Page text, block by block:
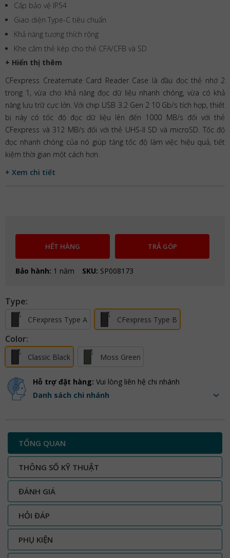
Cấp bảo vệ IP54
Giao diện Type-C tiêu chuẩn
Khả năng tương thích rộng
Khe cắm thẻ kép cho thẻ CFA/CFB và SD
+ Hiển thị thêm
CFexpress Createmate Card Reader Case là đầu đọc thẻ nhớ 2
trong 1, vừa cho khả năng đọc dữ liệu nhanh chóng, vừa có khả
năng lưu trữ cực lớn. Với chip USB 3.2 Gen 2 10 Gb/s tích hợp, thiết
bị này có tốc độ đọc dữ liệu lên đến 1000 MB/s đối với thẻ
CFexpress và 312 MB/s đối với thẻ UHS-II SD và microSD. Tốc độ
đọc nhanh chóng của nó giúp tăng tốc độ làm việc hiệu quả, tiết
kiệm thời gian một cách hơn.
+ Xem chi tiết
HẾT HÀNG TRẢ GÓP
Bảo hành: 1 năm SKU: SP008173
Type:
CFexpress Type A CFexpress Type B
Color:
Classic Black Moss Green
Hỗ trợ đặt hàng: Vui lòng liên hệ chi nhánh
Danh sách chi nhánh
TỔNG QUAN
THÔNG SỐ KỸ THUẬT
ĐÁNH GIÁ
HỎI ĐÁP
PHỤ KIỆN